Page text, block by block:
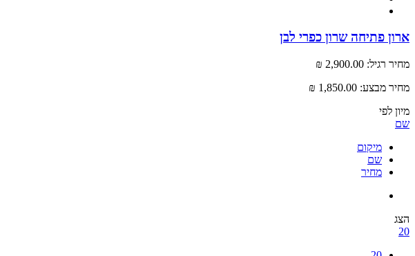
ארון פתיחה שרון כפרי לבן
מחיר רגיל: 2,900.00 ₪
מחיר מבצע: 1,850.00 ₪
מיון לפי
שם
מיקום
שם
מחיר
הצג
20